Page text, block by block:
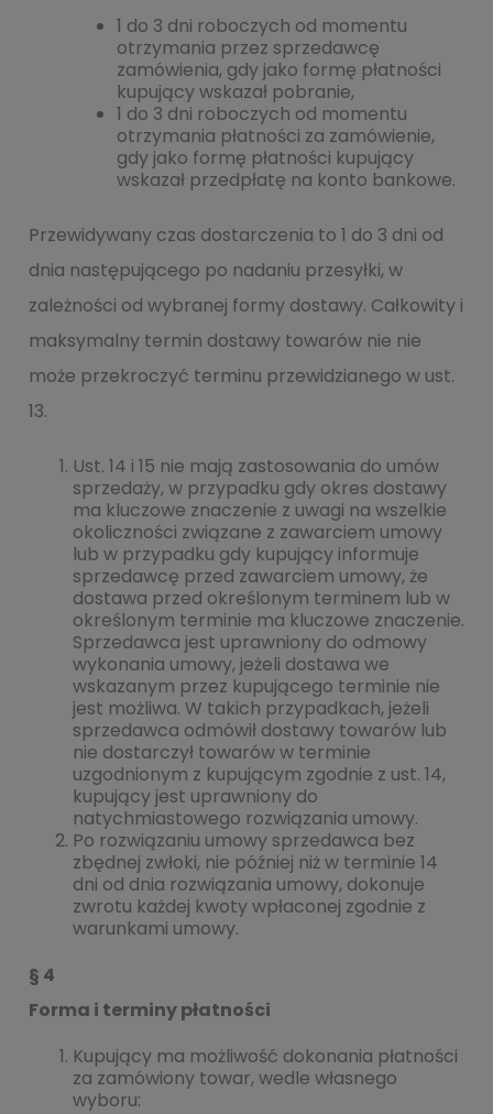
1 do 3 dni roboczych od momentu
otrzymania przez sprzedawcę
zamówienia, gdy jako formę płatności
kupujący wskazał pobranie,
1 do 3 dni roboczych od momentu
otrzymania płatności za zamówienie,
gdy jako formę płatności kupujący
wskazał przedpłatę na konto bankowe.
Przewidywany czas dostarczenia to 1 do 3 dni od
dnia następującego po nadaniu przesyłki, w
zależności od wybranej formy dostawy. Całkowity i
maksymalny termin dostawy towarów nie nie
może przekroczyć terminu przewidzianego w ust.
13.
Ust. 14 i 15 nie mają zastosowania do umów
sprzedaży, w przypadku gdy okres dostawy
ma kluczowe znaczenie z uwagi na wszelkie
okoliczności związane z zawarciem umowy
lub w przypadku gdy kupujący informuje
sprzedawcę przed zawarciem umowy, że
dostawa przed określonym terminem lub w
określonym terminie ma kluczowe znaczenie.
Sprzedawca jest uprawniony do odmowy
wykonania umowy, jeżeli dostawa we
wskazanym przez kupującego terminie nie
jest możliwa. W takich przypadkach, jeżeli
sprzedawca odmówił dostawy towarów lub
nie dostarczył towarów w terminie
uzgodnionym z kupującym zgodnie z ust. 14,
kupujący jest uprawniony do
natychmiastowego rozwiązania umowy.
Po rozwiązaniu umowy sprzedawca bez
zbędnej zwłoki, nie później niż w terminie 14
dni od dnia rozwiązania umowy, dokonuje
zwrotu każdej kwoty wpłaconej zgodnie z
warunkami umowy.
§ 4
Forma i terminy płatności
Kupujący ma możliwość dokonania płatności
za zamówiony towar, wedle własnego
wyboru: